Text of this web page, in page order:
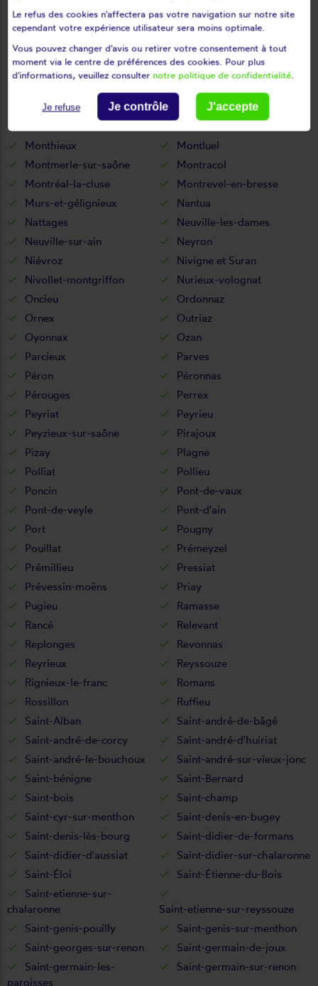
Mérignat
Messimy-sur-saône
Meximieux
Mézériat
Mijoux
Mionnay
Miribel
Misérieux
Montagnieu
Montanges
Monthieux
Montluel
Montmerle-sur-saône
Montracol
Montréal-la-cluse
Montrevel-en-bresse
Murs-et-gélignieux
Nantua
Nattages
Neuville-les-dames
Neuville-sur-ain
Neyron
Niévroz
Nivigne et Suran
Nivollet-montgriffon
Nurieux-volognat
Oncieu
Ordonnaz
Ornex
Outriaz
Oyonnax
Ozan
Parcieux
Parves
Péron
Péronnas
Pérouges
Perrex
Peyriat
Peyrieu
Peyzieux-sur-saône
Pirajoux
Pizay
Plagne
Polliat
Pollieu
Poncin
Pont-de-vaux
Pont-de-veyle
Pont-d'ain
Port
Pougny
Pouillat
Prémeyzel
Prémillieu
Pressiat
Prévessin-moëns
Priay
Pugieu
Ramasse
Rancé
Relevant
Replonges
Revonnas
Reyrieux
Reyssouze
Rignieux-le-franc
Romans
Rossillon
Ruffieu
Saint-Alban
Saint-andré-de-bâgé
Saint-andré-de-corcy
Saint-andré-d'huiriat
Saint-andré-le-bouchoux
Saint-andré-sur-vieux-jonc
Saint-bénigne
Saint-Bernard
Saint-bois
Saint-champ
Saint-cyr-sur-menthon
Saint-denis-en-bugey
Saint-denis-lès-bourg
Saint-didier-de-formans
Saint-didier-d'aussiat
Saint-didier-sur-chalaronne
Saint-Éloi
Saint-Étienne-du-Bois
Saint-etienne-sur-
chalaronne
Saint-etienne-sur-reyssouze
Saint-genis-pouilly
Saint-genis-sur-menthon
Saint-georges-sur-renon
Saint-germain-de-joux
Saint-germain-les-
paroisses
Saint-germain-sur-renon
Le refus des cookies n'affectera pas votre navigation sur notre site
cependant votre expérience utilisateur sera moins optimale.
Vous pouvez changer d'avis ou retirer votre consentement à tout
moment via le centre de préférences des cookies. Pour plus
d'informations, veuillez consulter notre politique de confidentialité.
Je refuse Je contrôle J'accepte